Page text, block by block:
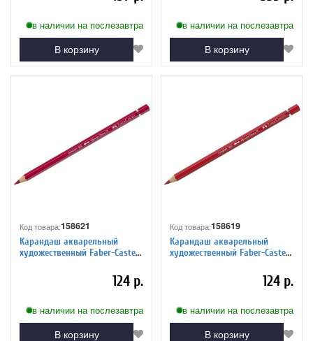
в наличии на послезавтра
В корзину
в наличии на послезавтра
В корзину
Код товара:158621
Карандаш акварельный
художественный Faber-Castell
ализариновый красный124 р.
в наличии на послезавтра
В корзину
Код товара:158619
Карандаш акварельный
художественный Faber-Castell
124 р.
в наличии на послезавтра
В корзину